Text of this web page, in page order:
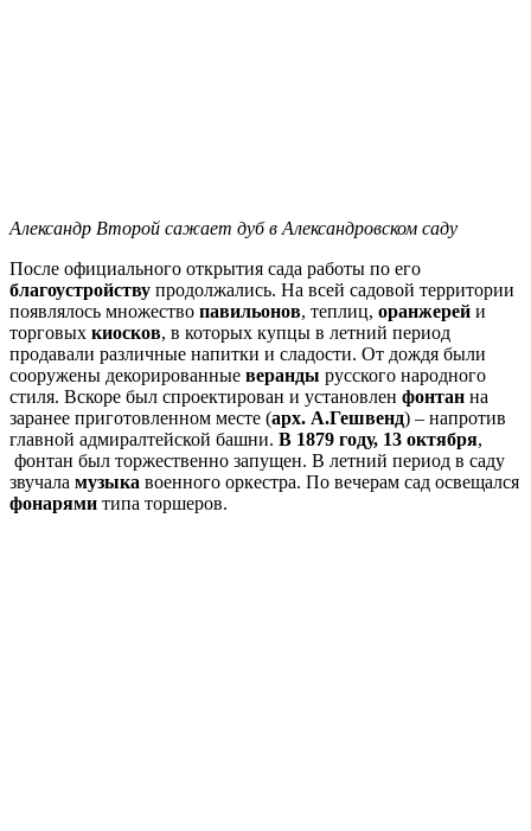
Александр Второй сажает дуб в Александровском саду
После официального открытия сада работы по его
благоустройству продолжались. На всей садовой территории
появлялось множество павильонов, теплиц, оранжерей и
торговых киосков, в которых купцы в летний период
продавали различные напитки и сладости. От дождя были
сооружены декорированные веранды русского народного
стиля. Вскоре был спроектирован и установлен фонтан на
заранее приготовленном месте (арх. А.Гешвенд) – напротив
главной адмиралтейской башни. В 1879 году, 13 октября,
фонтан был торжественно запущен. В летний период в саду
звучала музыка военного оркестра. По вечерам сад освещался
фонарями типа торшеров.